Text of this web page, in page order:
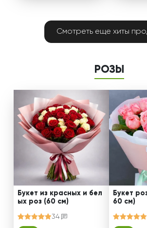
Смотреть еще хиты
РОЗЫ
Букет из красных и бел
ых роз (60 см)
34
Букет
60 см)